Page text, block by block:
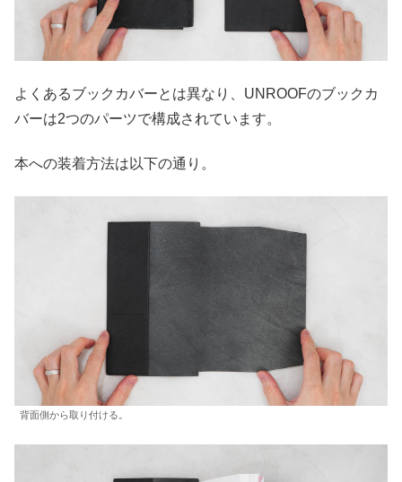
よくあるブックカバーとは異なり、UNROOFのブックカ
バーは2つのパーツで構成されています。
本への装着方法は以下の通り。
背面側から取り付ける。